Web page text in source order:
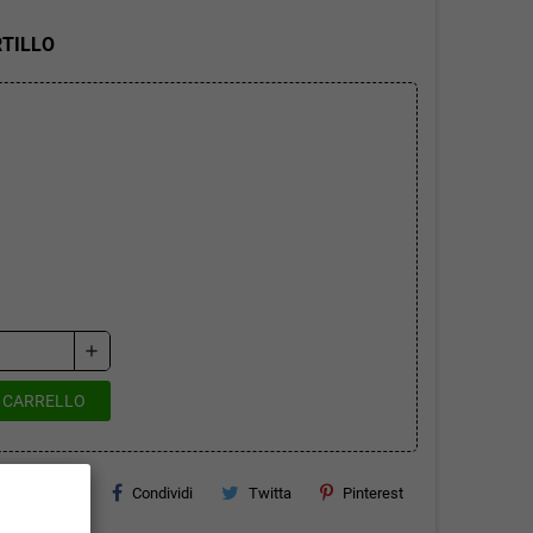
add
Condividi Twitta Pinterest